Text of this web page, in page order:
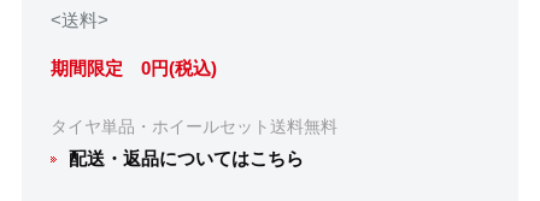
<送料>
期間限定 0円(税込)
タイヤ単品・ホイールセット送料無料
配送・返品についてはこちら